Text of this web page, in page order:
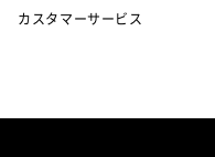
カスタマーサービス